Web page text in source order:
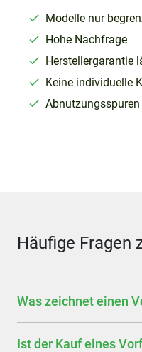
Modelle nur
Hohe Nachfrage
Herstellergarantie
Keine individuelle
Häufige Fragen
Was zeichnet einen
Ist der Kauf eines